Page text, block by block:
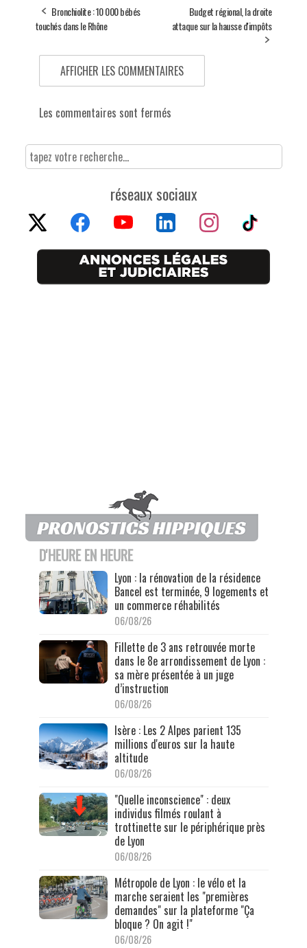
Bronchiolite : 10 000 bébés
touchés dans le Rhône
Budget régional, la droite
attaque sur la hausse d'impôts
AFFICHER LES COMMENTAIRES
Les commentaires sont fermés
réseaux sociaux
D'HEURE EN HEURE
Lyon : la rénovation de la résidence
Bancel est terminée, 9 logements et
un commerce réhabilités
06/08/26
Fillette de 3 ans retrouvée morte
dans le 8e arrondissement de Lyon :
sa mère présentée à un juge
d’instruction
06/08/26
Isère : Les 2 Alpes parient 135
millions d'euros sur la haute
altitude
06/08/26
"Quelle inconscience" : deux
individus filmés roulant à
trottinette sur le périphérique près
de Lyon
06/08/26
Métropole de Lyon : le vélo et la
marche seraient les "premières
demandes" sur la plateforme "Ça
bloque ? On agit !"
06/08/26